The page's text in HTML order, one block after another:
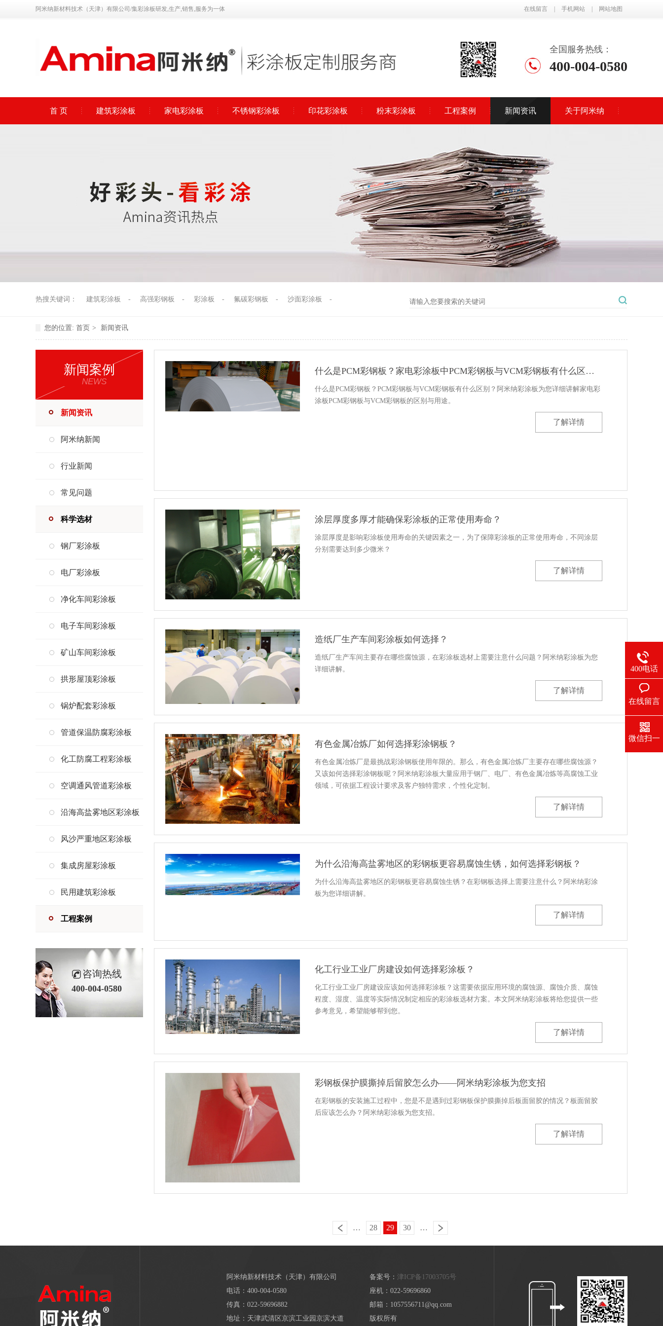
阿米纳新材料技术（天津）有限公司/集彩涂板研发,生产,销售,服务为一体 在线留言 手机网站 网站地图
全国服务热线：
400-004-0580
首 页 建筑彩涂板 家电彩涂板 不锈钢彩涂板 印花彩涂板 粉末彩涂板 工程案例 新闻资讯 关于阿米纳
热搜关键词： 建筑彩涂板 - 高强彩钢板 - 彩涂板 - 氟碳彩钢板 - 沙面彩涂板 -
您的位置: 首页 > 新闻资讯
新闻案例
NEWS
新闻资讯
阿米纳新闻
行业新闻
常见问题
科学选材
钢厂彩涂板
电厂彩涂板
净化车间彩涂板
电子车间彩涂板
矿山车间彩涂板
拱形屋顶彩涂板
锅炉配套彩涂板
管道保温防腐彩涂板
化工防腐工程彩涂板
空调通风管道彩涂板
沿海高盐雾地区彩涂板
风沙严重地区彩涂板
集成房屋彩涂板
民用建筑彩涂板
工程案例
咨询热线
400-004-0580
什么是PCM彩钢板？家电彩涂板中PCM彩钢板与VCM彩钢板有什么区别？
什么是PCM彩钢板？PCM彩钢板与VCM彩钢板有什么区别？阿米纳彩涂板为您详细讲解家电彩
涂板PCM彩钢板与VCM彩钢板的区别与用途。
了解详情
涂层厚度多厚才能确保彩涂板的正常使用寿命？
涂层厚度是影响彩涂板使用寿命的关键因素之一，为了保障彩涂板的正常使用寿命，不同涂层
分别需要达到多少微米？
了解详情
造纸厂生产车间彩涂板如何选择？
造纸厂生产车间主要存在哪些腐蚀源，在彩涂板选材上需要注意什么问题？阿米纳彩涂板为您
详细讲解。
了解详情
有色金属冶炼厂如何选择彩涂钢板？
有色金属冶炼厂是最挑战彩涂钢板使用年限的。那么，有色金属冶炼厂主要存在哪些腐蚀源？
又该如何选择彩涂钢板呢？阿米纳彩涂板大量应用于钢厂、电厂、有色金属冶炼等高腐蚀工业
领域，可依据工程设计要求及客户独特需求，个性化定制。
了解详情
为什么沿海高盐雾地区的彩钢板更容易腐蚀生锈，如何选择彩钢板？
为什么沿海高盐雾地区的彩钢板更容易腐蚀生锈？在彩钢板选择上需要注意什么？阿米纳彩涂
板为您详细讲解。
了解详情
化工行业工业厂房建设如何选择彩涂板？
化工行业工业厂房建设应该如何选择彩涂板？这需要依据应用环境的腐蚀源、腐蚀介质、腐蚀
程度、湿度、温度等实际情况制定相应的彩涂板选材方案。本文阿米纳彩涂板将给您提供一些
参考意见，希望能够帮到您。
了解详情
彩钢板保护膜撕掉后留胶怎么办——阿米纳彩涂板为您支招
在彩钢板的安装施工过程中，您是不是遇到过彩钢板保护膜撕掉后板面留胶的情况？板面留胶
后应该怎么办？阿米纳彩涂板为您支招。
了解详情
… 28 29 30 …
阿米纳新材料技术（天津）有限公司 备案号： 津ICP备17003705号
电话：400-004-0580
座机：022-59696860
传真：022-59696882
邮箱：1057556711@qq.com
地址：天津武清区京滨工业园京滨大道
版权所有
400电话
在线留言
微信扫一